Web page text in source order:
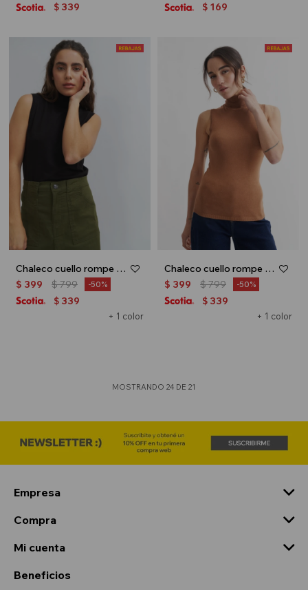
$ 339 $ 169
Chaleco cuello rompe viento - Negro
+ 1 color
$ 399 $799 50
$ 339
Chaleco cuello rompe viento - Tostado
+ 1 color
$ 399 $799 50
$ 339
MOSTRANDO 24 DE 21
Empresa
Compra
Mi cuenta
Beneficios